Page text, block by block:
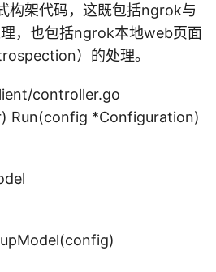
构架代码，这既包括ngrok与
，也包括ngrok本地web页面
）的处理。
controller.go
Run(config *Configuration)